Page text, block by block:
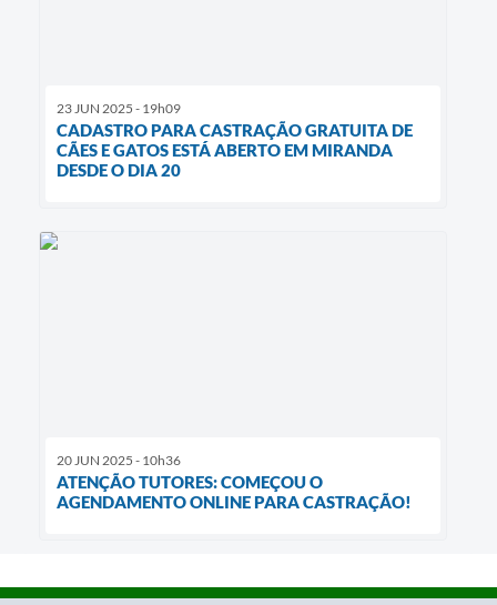
23 JUN 2025 - 19h09
CADASTRO PARA CASTRAÇÃO GRATUITA DE
CÃES E GATOS ESTÁ ABERTO EM MIRANDA
DESDE O DIA 20
20 JUN 2025 - 10h36
ATENÇÃO TUTORES: COMEÇOU O
AGENDAMENTO ONLINE PARA CASTRAÇÃO!